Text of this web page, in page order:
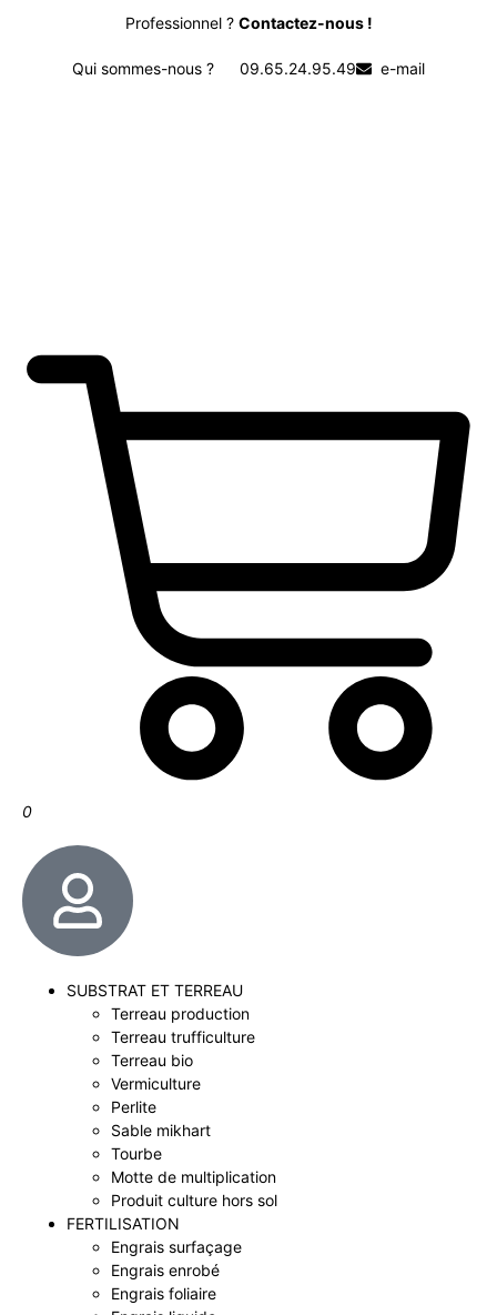
Professionnel ? Contactez-nous !
Qui sommes-nous ? 09.65.24.95.49 e-mail
0
SUBSTRAT ET TERREAU
Terreau production
Terreau trufficulture
Terreau bio
Vermiculture
Perlite
Sable mikhart
Tourbe
Motte de multiplication
Produit culture hors sol
FERTILISATION
Engrais surfaçage
Engrais enrobé
Engrais foliaire